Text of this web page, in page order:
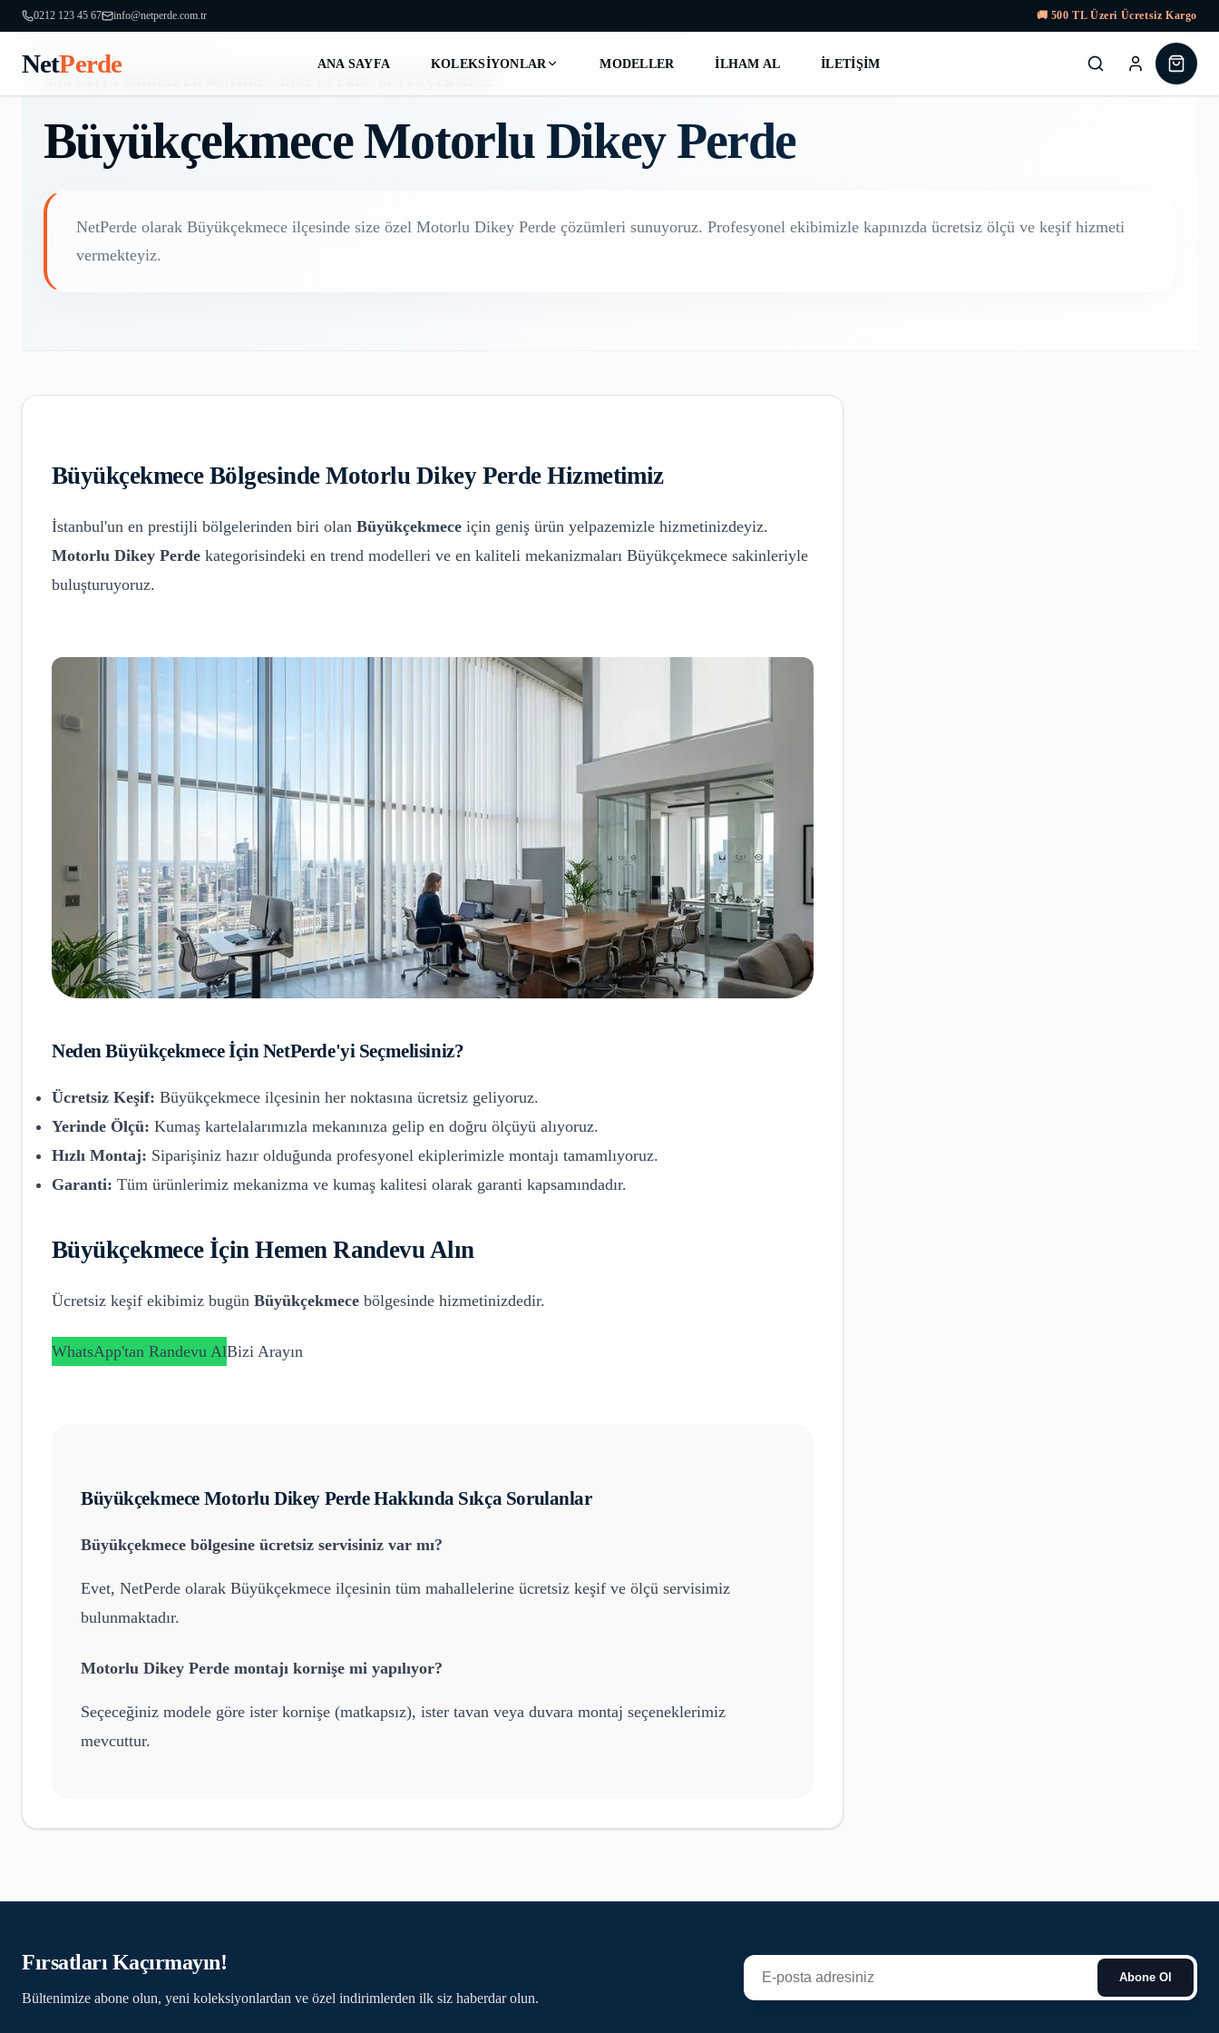
0212 123 45 67 info@netperde.com.tr 🚚 500 TL Üzeri Ücretsiz Kargo
NetPerde ANA SAYFA KOLEKSIYONLAR MODELLER İLHAM AL
İLETIŞIM
Büyükçekmece Motorlu Dikey Perde
NetPerde olarak Büyükçekmece ilçesinde size özel Motorlu Dikey Perde çözümleri sunuyoruz. Profesyonel ekibimizle kapınızda ücretsiz ölçü ve keşif hizmeti
vermekteyiz.
BüyükçekmeceBölgesindeMotorlu Dikey PerdeHizmetimiz
İstanbul'un en prestijli bölgelerinden biri olan Büyükçekmece için geniş ürün yelpazemizle hizmetinizdeyiz.
Motorlu Dikey Perde kategorisindeki en trend modelleri ve en kaliteli mekanizmaları Büyükçekmece sakinleriyle
buluşturuyoruz.
NedenBüyükçekmeceİçin NetPerde'yi Seçmelisiniz?
Ücretsiz Keşif: Büyükçekmece ilçesinin her noktasına ücretsiz geliyoruz.
Yerinde Ölçü: Kumaş kartelalarımızla mekanınıza gelip en doğru ölçüyü alıyoruz.
Hızlı Montaj: Siparişiniz hazır olduğunda profesyonel ekiplerimizle montajı tamamlıyoruz.
Garanti: Tüm ürünlerimiz mekanizma ve kumaş kalitesi olarak garanti kapsamındadır.
Büyükçekmeceİçin Hemen Randevu Alın
Ücretsiz keşif ekibimiz bugün Büyükçekmece bölgesinde hizmetinizdedir.
WhatsApp'tan Randevu AlBizi Arayın
Büyükçekmece Motorlu Dikey PerdeHakkında Sıkça Sorulanlar
Büyükçekmece bölgesine ücretsiz servisiniz var mı?
Evet, NetPerde olarak Büyükçekmece ilçesinin tüm mahallelerine ücretsiz keşif ve ölçü servisimiz
bulunmaktadır.
Motorlu Dikey Perde montajı kornişe mi yapılıyor?
Seçeceğiniz modele göre ister kornişe (matkapsız), ister tavan veya duvara montaj seçeneklerimiz
mevcuttur.
Fırsatları Kaçırmayın!
Bültenimize abone olun, yeni koleksiyonlardan ve özel indirimlerden ilk siz haberdar olun.
Abone Ol